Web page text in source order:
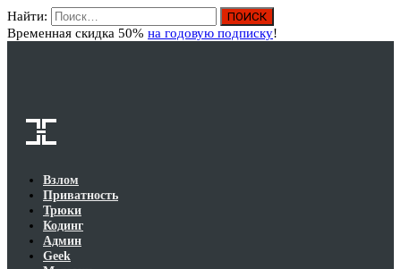
Найти:
Временная скидка 50% на годовую подписку!
Взлом
Приватность
Трюки
Кодинг
Админ
Geek